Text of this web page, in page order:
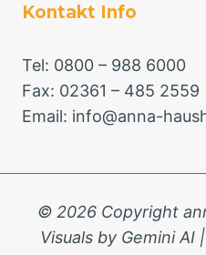
Kontakt Info
Tel: 0800 – 988 6000
Fax: 02361 – 485 2559
Email: info@anna-
© 2026 Copyright
Visuals by Gemini